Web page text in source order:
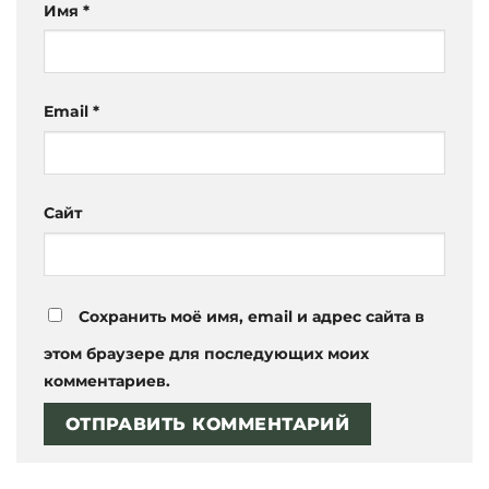
Имя *
Email *
Сайт
Сохранить моё имя, email и адрес сайта в
этом браузере для последующих моих
комментариев.